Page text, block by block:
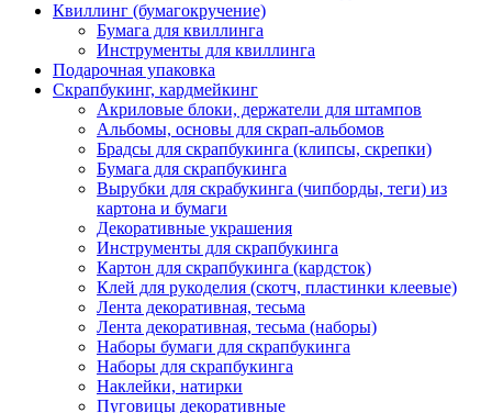
Квиллинг (бумагокручение)
Бумага для квиллинга
Инструменты для квиллинга
Подарочная упаковка
Скрапбукинг, кардмейкинг
Акриловые блоки, держатели для штампов
Альбомы, основы для скрап-альбомов
Брадсы для скрапбукинга (клипсы, скрепки)
Бумага для скрапбукинга
Вырубки для скрабукинга (чипборды, теги) из
картона и бумаги
Декоративные украшения
Инструменты для скрапбукинга
Картон для скрапбукинга (кардсток)
Клей для рукоделия (скотч, пластинки клеевые)
Лента декоративная, тесьма
Лента декоративная, тесьма (наборы)
Наборы бумаги для скрапбукинга
Наборы для скрапбукинга
Наклейки, натирки
Пуговицы декоративные